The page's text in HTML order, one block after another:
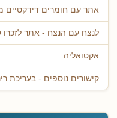
אתר עם חומרים דידקטיים
לנצח עם הנצח - אתר
אקטואליה
קישורים נוספים - בעריכת